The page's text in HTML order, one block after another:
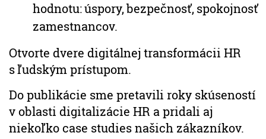
hodnotu: úspory, bezpečnosť, spokojnosť
zamestnancov.
Otvorte dvere digitálnej transformácii HR
s ľudským prístupom.
Do publikácie sme pretavili roky skúseností
v oblasti digitalizácie HR a pridali aj
niekoľko case studies našich zákazníkov.